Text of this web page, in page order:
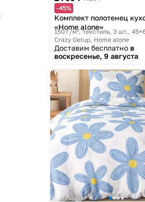
-45%
Комплект полотенец
«Home alone»
150 г/м², текстиль, 3 шт.,
Crazy Getup, Home alone
Доставим бесплатно в
воскресенье, 9 августа